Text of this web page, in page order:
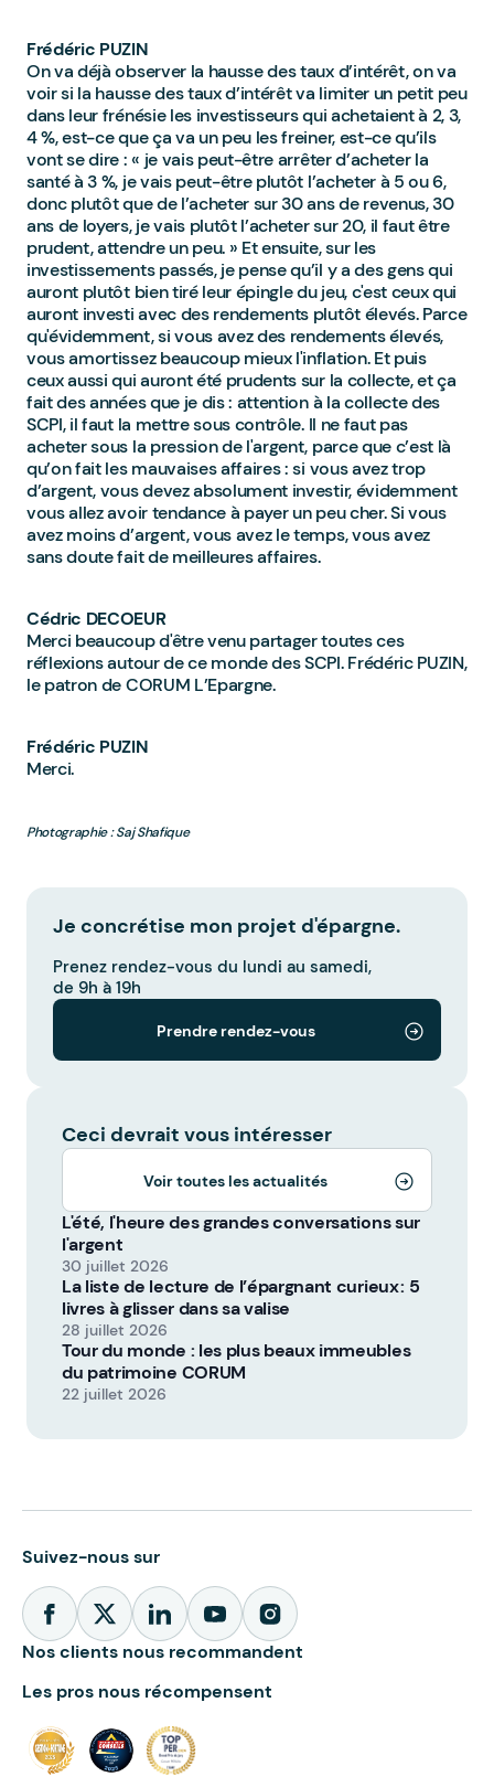
Frédéric PUZIN
On va déjà observer la hausse des taux d’intérêt, on va
voir si la hausse des taux d’intérêt va limiter un petit peu
dans leur frénésie les investisseurs qui achetaient à 2, 3,
4 %, est-ce que ça va un peu les freiner, est-ce qu’ils
vont se dire : « je vais peut-être arrêter d’acheter la
santé à 3 %, je vais peut-être plutôt l’acheter à 5 ou 6,
donc plutôt que de l’acheter sur 30 ans de revenus, 30
ans de loyers, je vais plutôt l’acheter sur 20, il faut être
prudent, attendre un peu. » Et ensuite, sur les
investissements passés, je pense qu’il y a des gens qui
auront plutôt bien tiré leur épingle du jeu, c'est ceux qui
auront investi avec des rendements plutôt élevés. Parce
qu'évidemment, si vous avez des rendements élevés,
vous amortissez beaucoup mieux l'inflation. Et puis
ceux aussi qui auront été prudents sur la collecte, et ça
fait des années que je dis : attention à la collecte des
SCPI, il faut la mettre sous contrôle. Il ne faut pas
acheter sous la pression de l'argent, parce que c’est là
qu’on fait les mauvaises affaires : si vous avez trop
d’argent, vous devez absolument investir, évidemment
vous allez avoir tendance à payer un peu cher. Si vous
avez moins d’argent, vous avez le temps, vous avez
sans doute fait de meilleures affaires.
Cédric DECOEUR
Merci beaucoup d'être venu partager toutes ces
réflexions autour de ce monde des SCPI. Frédéric PUZIN,
le patron de CORUM L’Epargne.
Frédéric PUZIN
Merci.
Photographie : Saj Shafique
Je concrétise mon projet d'épargne.
Prenez rendez-vous du lundi au samedi,
de 9h à 19h
Prendre rendez-vous
Ceci devrait vous intéresser
Voir toutes les actualités
L'été, l'heure des grandes conversations sur
l'argent
30 juillet 2026
La liste de lecture de l’épargnant curieux : 5
livres à glisser dans sa valise
28 juillet 2026
Tour du monde : les plus beaux immeubles
du patrimoine CORUM
22 juillet 2026
Suivez-nous sur
Nos clients nous recommandent
Les pros nous récompensent